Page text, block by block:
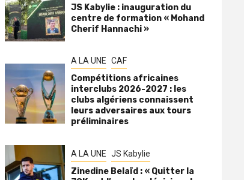
JS Kabylie : inauguration du
centre de formation « Mohand
Cherif Hannachi »
A LA UNE CAF
Compétitions africaines
interclubs 2026-2027 : les
clubs algériens connaissent
leurs adversaires aux tours
préliminaires
A LA UNE JS Kabylie
Zinedine Belaïd : « Quitter la